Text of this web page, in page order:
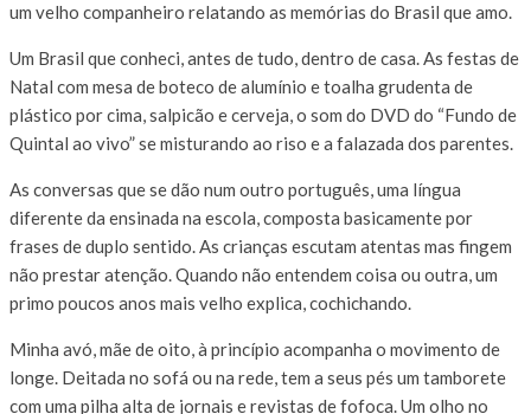
um velho companheiro relatando as memórias do Brasil que amo.
Um Brasil que conheci, antes de tudo, dentro de casa. As festas de
Natal com mesa de boteco de alumínio e toalha grudenta de
plástico por cima, salpicão e cerveja, o som do DVD do “Fundo de
Quintal ao vivo” se misturando ao riso e a falazada dos parentes.
As conversas que se dão num outro português, uma língua
diferente da ensinada na escola, composta basicamente por
frases de duplo sentido. As crianças escutam atentas mas fingem
não prestar atenção. Quando não entendem coisa ou outra, um
primo poucos anos mais velho explica, cochichando.
Minha avó, mãe de oito, à princípio acompanha o movimento de
longe. Deitada no sofá ou na rede, tem a seus pés um tamborete
com uma pilha alta de jornais e revistas de fofoca. Um olho no